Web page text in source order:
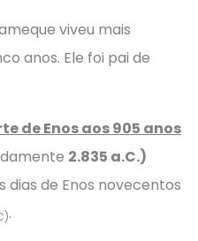
viveu mais
anos. Ele foi pai de
de Enos aos 905 anos
2.835 a.C.)
dias de Enos novecentos
.